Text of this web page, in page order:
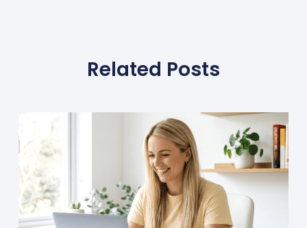
Related Posts